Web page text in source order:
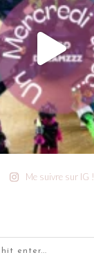
Me suivre sur IG !